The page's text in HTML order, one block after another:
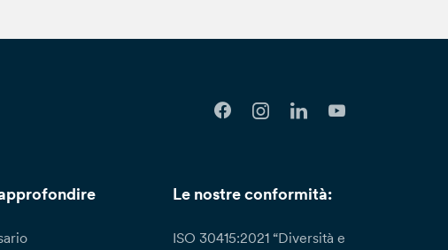
Le nostre conformità:
ISO 30415:2021 “Diversità e